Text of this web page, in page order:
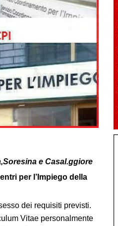
e Casal.ggiore
per l’Impiego della
dei requisiti previsti.
Vitae personalmente